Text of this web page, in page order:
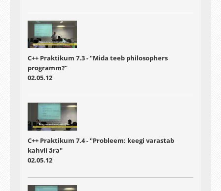
C++ Praktikum 7.3 - "Mida teeb philosophers
programm?"
02.05.12
C++ Praktikum 7.4 - "Probleem: keegi varastab
kahvli ära"
02.05.12